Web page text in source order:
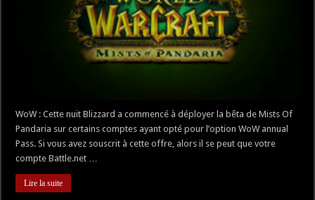
WoW : Cette nuit Blizzard a commencé à déployer la bêta de Mists Of
Pandaria sur certains comptes ayant opté pour l’option WoW annual
Pass. Si vous avez souscrit à cette offre, alors il se peut que votre
compte Battle.net …
Lire la suite